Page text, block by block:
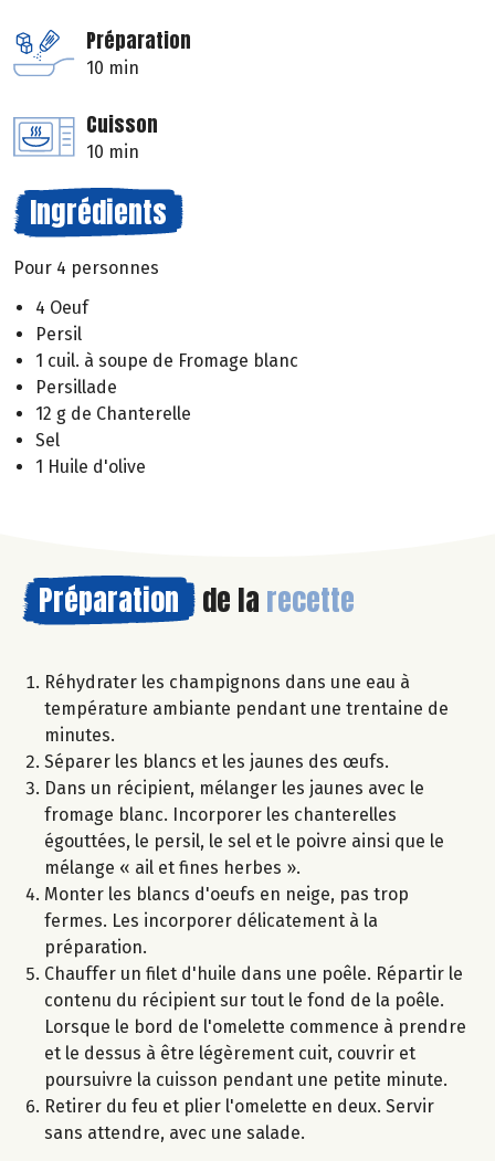
Préparation
10 min
Cuisson
10 min
Ingrédients
Pour 4 personnes
4 Oeuf
Persil
1 cuil. à soupe de Fromage blanc
Persillade
12 g de Chanterelle
Sel
1 Huile d'olive
Préparation de la recette
Réhydrater les champignons dans une eau à
température ambiante pendant une trentaine de
minutes.
Séparer les blancs et les jaunes des œufs.
Dans un récipient, mélanger les jaunes avec le
fromage blanc. Incorporer les chanterelles
égouttées, le persil, le sel et le poivre ainsi que le
mélange « ail et fines herbes ».
Monter les blancs d'oeufs en neige, pas trop
fermes. Les incorporer délicatement à la
préparation.
Chauffer un filet d'huile dans une poêle. Répartir le
contenu du récipient sur tout le fond de la poêle.
Lorsque le bord de l'omelette commence à prendre
et le dessus à être légèrement cuit, couvrir et
poursuivre la cuisson pendant une petite minute.
Retirer du feu et plier l'omelette en deux. Servir
sans attendre, avec une salade.